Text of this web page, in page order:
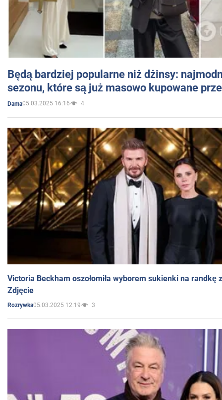
Będą bardziej popularne niż dżinsy:
sezonu, które są już masowo kupowane
Dama05.03.2025 16:16 4
Victoria Beckham oszołomiła wyborem sukienki na randkę
Zdjęcie
Rozrywka05.03.2025 12:19 3